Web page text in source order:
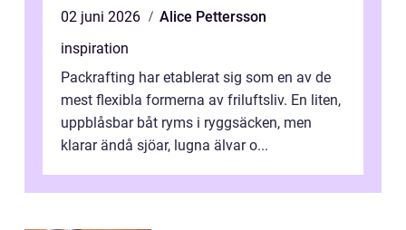
02 juni 2026
Alice Pettersson
inspiration
Packrafting har etablerat sig som en av de
mest flexibla formerna av friluftsliv. En liten,
uppblåsbar båt ryms i ryggsäcken, men
klarar ändå sjöar, lugna älvar o...